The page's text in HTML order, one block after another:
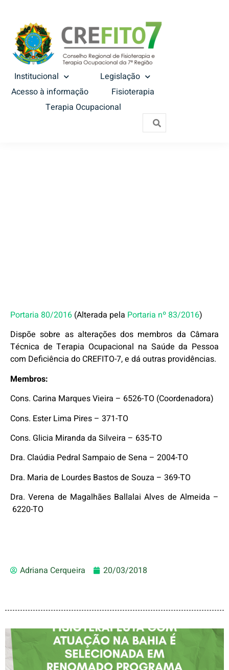
Institucional
Legislação
Acesso à informação
Fisioterapia
Terapia Ocupacional
Portaria 80/2016 (Alterada pela Portaria nº 83/2016)
Dispõe sobre as alterações dos membros da Câmara
Técnica de Terapia Ocupacional na Saúde da Pessoa
com Deficiência do CREFITO-7, e dá outras providências.
Membros:
Cons. Carina Marques Vieira – 6526-TO (Coordenadora)
Cons. Ester Lima Pires – 371-TO
Cons. Glicia Miranda da Silveira – 635-TO
Dra. Claúdia Pedral Sampaio de Sena – 2004-TO
Dra. Maria de Lourdes Bastos de Souza – 369-TO
Dra. Verena de Magalhães Ballalai Alves de Almeida –
6220-TO
Adriana Cerqueira 20/03/2018